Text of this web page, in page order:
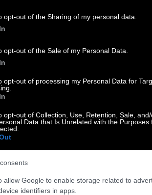
opt-out of the Sharing of my personal data.
opt-out of the Sale of my Personal Data.
opt-out of processing my Personal Data for
opt-out of Collection, Use, Retention, Sale,
Data that Is Unrelated with the Purposes
allow Google to enable storage related to
identifiers in apps.
Οι Δίκες που Άλλαξαν την
άνθρωπος, αλλά έχω υπάρξει
Οι Ευρωπαίοι «αγοράζουν Ελλάδα»!